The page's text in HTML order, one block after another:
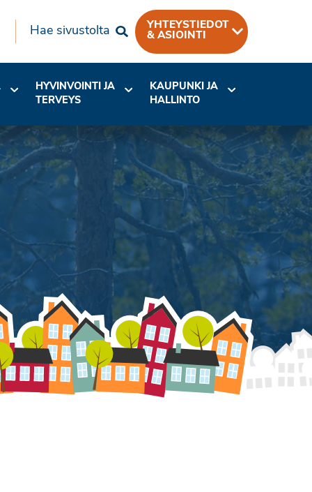
Hae sivustolta
YHTEYSTIEDOT
& ASIOINTI
HYVINVOINTI JA
TERVEYS
KAUPUNKI JA
HALLINTO